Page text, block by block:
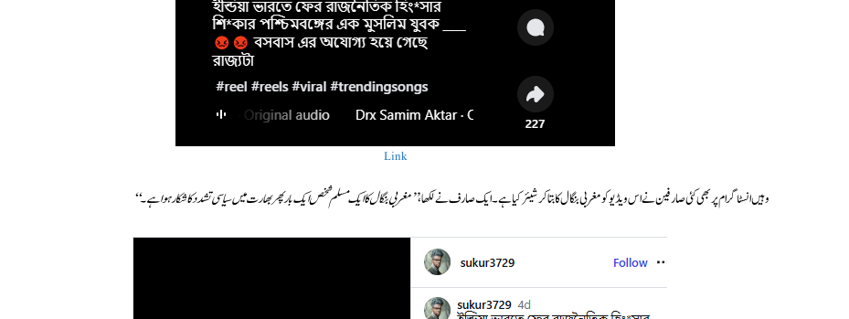
Link
وہیں انسٹاگرام پر بھی کئی صارفین نے اس ویڈیو کو مغربی بنگال کا بتا کر شیئر کیا ہے۔ ایک صارف نے لکھا،’’مغربی بنگال کا ایک مسلم شخص ایک بار پھر بھارت میں سیاسی تشدد کا شکار ہوا ہے۔‘‘